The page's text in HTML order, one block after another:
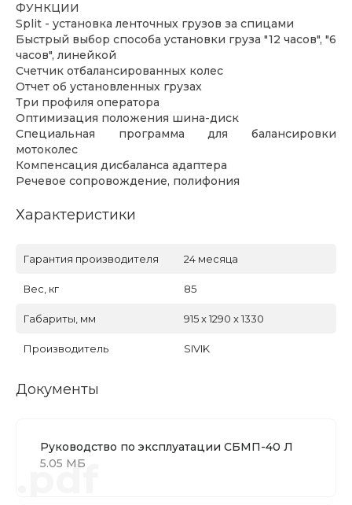
ФУНКЦИИ
Split - установка ленточных грузов за спицами
Быстрый выбор способа установки груза "12 часов", "6
часов", линейкой
Счетчик отбалансированных колес
Отчет об установленных грузах
Три профиля оператора
Оптимизация положения шина-диск
Специальная программа для балансировки
мотоколес
Компенсация дисбаланса адаптера
Речевое сопровождение, полифония
Характеристики
Гарантия производителя 24 месяца
Вес, кг 85
Габариты, мм 915 x 1290 x 1330
Производитель SIVIK
Документы
Руководство по эксплуатации СБМП-40 Л
5.05 МБ
.pdf